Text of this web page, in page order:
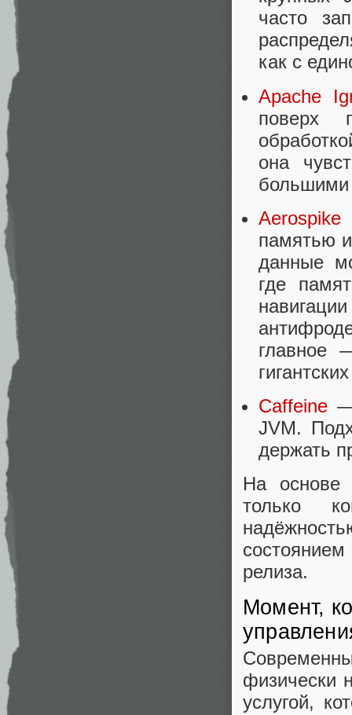
часто
как с
Apache
поверх
она
Aerospike
памятью
данные
где
главное
Caffeine
JVM.
держать
На основе
только
релиза.
Момент,
физически
услугой,